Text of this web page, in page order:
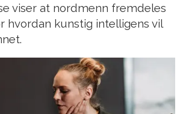
viser at nordmenn fremdeles
hvordan kunstig intelligens vil